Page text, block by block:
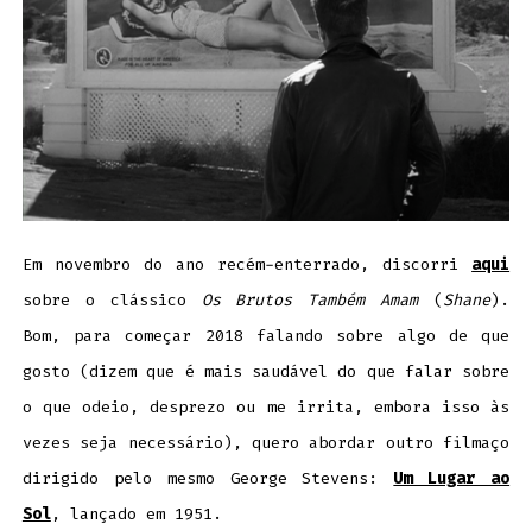
Em novembro do ano recém-enterrado, discorri aqui
sobre o clássico Os Brutos Também Amam (Shane).
Bom, para começar 2018 falando sobre algo de que
gosto (dizem que é mais saudável do que falar sobre
o que odeio, desprezo ou me irrita, embora isso às
vezes seja necessário), quero abordar outro filmaço
dirigido pelo mesmo George Stevens: Um Lugar ao
Sol, lançado em 1951.